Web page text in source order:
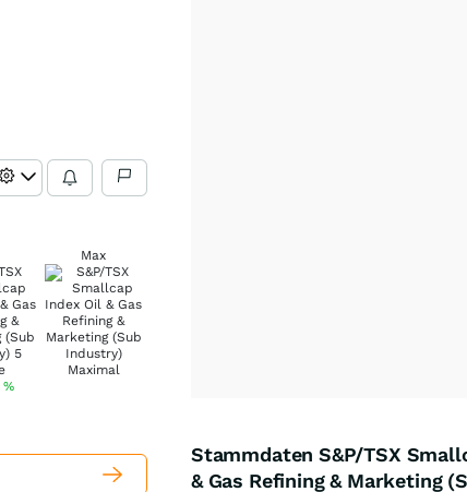
%
Max
Stammdaten S&P/TSX
& Gas Refining & Marketing